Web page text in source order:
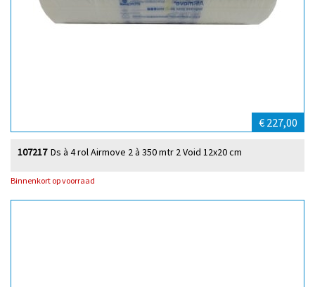
€ 227,00
Ds à 4 rol Airmove 2 à 350 mtr 2 Void 12x20 cm
107217
Binnenkort op voorraad